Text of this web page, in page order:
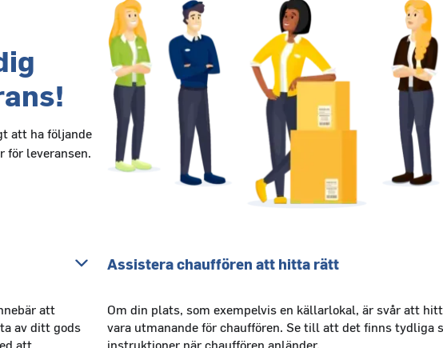
att ha följande
för leveransen.
att
av ditt gods
Assistera chauffören att hitta rätt
Om din plats, som exempelvis en källarlokal, är svår att
vara utmanande för chauffören. Se till att det finns tydliga